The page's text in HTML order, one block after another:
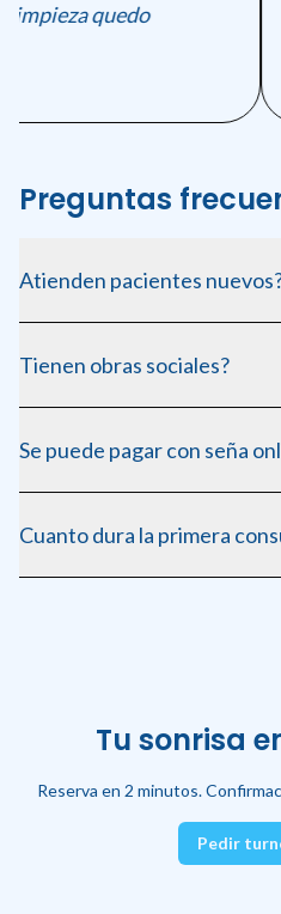
quedo
Preguntas
Atienden pacientes
inicial online.
Tienen obras sociales?
turno.
Se puede pagar con seña
Cuanto dura la primera
Tu sonrisa
Reserva en 2 minutos.
Pedir